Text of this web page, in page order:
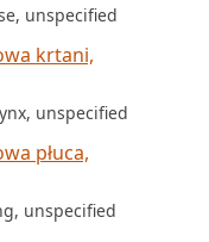
unspecified
krtani,
unspecified
płuca,
unspecified